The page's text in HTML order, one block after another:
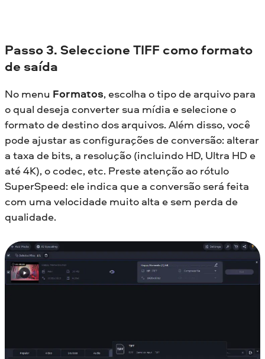
Passo 3. Seleccione TIFF como formato
de saída
No menu Formatos, escolha o tipo de arquivo para
o qual deseja converter sua mídia e selecione o
formato de destino dos arquivos. Além disso, você
pode ajustar as configurações de conversão: alterar
a taxa de bits, a resolução (incluindo HD, Ultra HD e
até 4K), o codec, etc. Preste atenção ao rótulo
SuperSpeed: ele indica que a conversão será feita
com uma velocidade muito alta e sem perda de
qualidade.